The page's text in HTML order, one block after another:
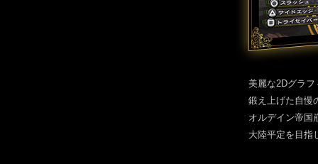
美麗な2Dグラ
鍛え上げた自慢
オルデイン帝国
大陸平定を目指